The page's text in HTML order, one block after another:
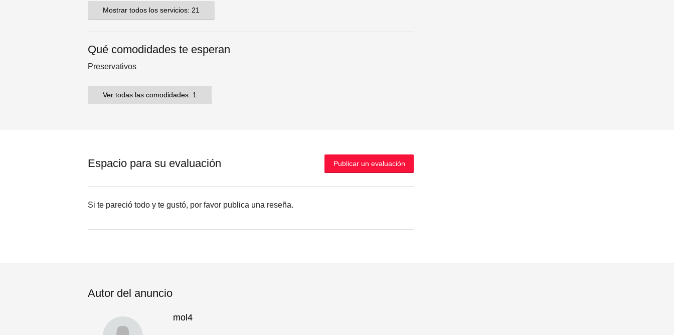
Mostrar todos los servicios: 21
Qué comodidades te esperan
Preservativos
Ver todas las comodidades: 1
Espacio para su evaluación Publicar un evaluación
Si te pareció todo y te gustó, por favor publica una reseña.
Autor del anuncio
mol4